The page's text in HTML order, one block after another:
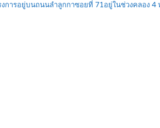
รอยู่บนถนนลําลูกกาซอยที่ 71อยู่ในช่วงคลอง 4 ท